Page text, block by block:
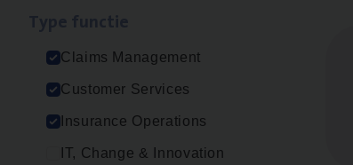
Claims Management
Customer Services
Insurance Operations
IT, Change & Innovation